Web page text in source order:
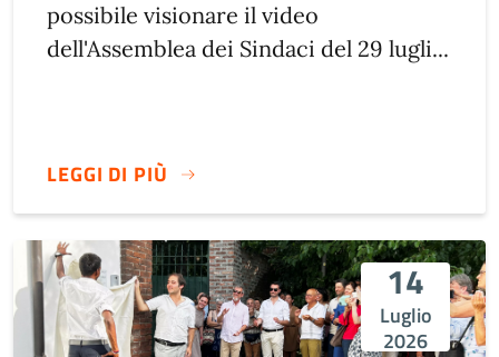
possibile visionare il video
dell'Assemblea dei Sindaci del 29 lugli...
LEGGI DI PIÙ
14
Luglio
2026